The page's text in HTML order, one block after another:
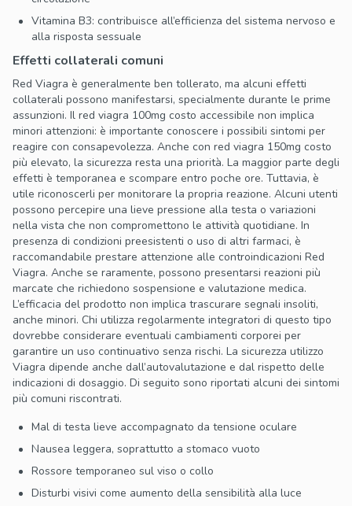
Vitamina B3: contribuisce all’efficienza del sistema nervoso e
alla risposta sessuale
Effetti collaterali comuni
Red Viagra è generalmente ben tollerato, ma alcuni effetti
collaterali possono manifestarsi, specialmente durante le prime
assunzioni. Il red viagra 100mg costo accessibile non implica
minori attenzioni: è importante conoscere i possibili sintomi per
reagire con consapevolezza. Anche con red viagra 150mg costo
più elevato, la sicurezza resta una priorità. La maggior parte degli
effetti è temporanea e scompare entro poche ore. Tuttavia, è
utile riconoscerli per monitorare la propria reazione. Alcuni utenti
possono percepire una lieve pressione alla testa o variazioni
nella vista che non compromettono le attività quotidiane. In
presenza di condizioni preesistenti o uso di altri farmaci, è
raccomandabile prestare attenzione alle controindicazioni Red
Viagra. Anche se raramente, possono presentarsi reazioni più
marcate che richiedono sospensione e valutazione medica.
L’efficacia del prodotto non implica trascurare segnali insoliti,
anche minori. Chi utilizza regolarmente integratori di questo tipo
dovrebbe considerare eventuali cambiamenti corporei per
garantire un uso continuativo senza rischi. La sicurezza utilizzo
Viagra dipende anche dall’autovalutazione e dal rispetto delle
indicazioni di dosaggio. Di seguito sono riportati alcuni dei sintomi
più comuni riscontrati.
Mal di testa lieve accompagnato da tensione oculare
Nausea leggera, soprattutto a stomaco vuoto
Rossore temporaneo sul viso o collo
Disturbi visivi come aumento della sensibilità alla luce